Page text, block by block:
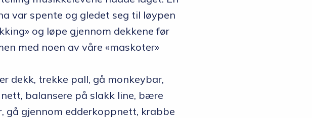
var spente og gledet seg til løypen
og løpe gjennom dekkene før
med noen av våre «maskoter»
dekk, trekke pall, gå monkeybar,
balansere på slakk line, bære
gå gjennom edderkoppnett, krabbe